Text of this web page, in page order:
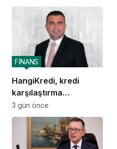
HangiKredi, kredi
karşılaştırma
deneyimini ChatGPT’ye
taşıdı
FİNANS
3 gün önce